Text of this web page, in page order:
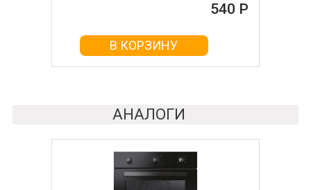
540 Р
В КОРЗИНУ
В КОРЗИНУ
АНАЛОГИ